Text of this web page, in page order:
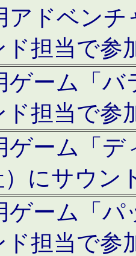
アドベン
ド担当で参
ゲーム「
ド担当で参
ゲーム「
にサウン
ゲーム「
ド担当で参